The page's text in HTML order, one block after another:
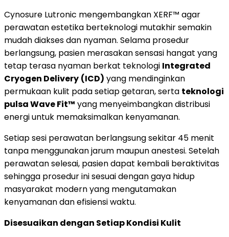
Cynosure Lutronic mengembangkan XERF™ agar
perawatan estetika berteknologi mutakhir semakin
mudah diakses dan nyaman. Selama prosedur
berlangsung, pasien merasakan sensasi hangat yang
tetap terasa nyaman berkat teknologi Integrated
Cryogen Delivery (ICD) yang mendinginkan
permukaan kulit pada setiap getaran, serta teknologi
pulsa Wave Fit™ yang menyeimbangkan distribusi
energi untuk memaksimalkan kenyamanan.
Setiap sesi perawatan berlangsung sekitar 45 menit
tanpa menggunakan jarum maupun anestesi. Setelah
perawatan selesai, pasien dapat kembali beraktivitas
sehingga prosedur ini sesuai dengan gaya hidup
masyarakat modern yang mengutamakan
kenyamanan dan efisiensi waktu.
Disesuaikan dengan Setiap Kondisi Kulit